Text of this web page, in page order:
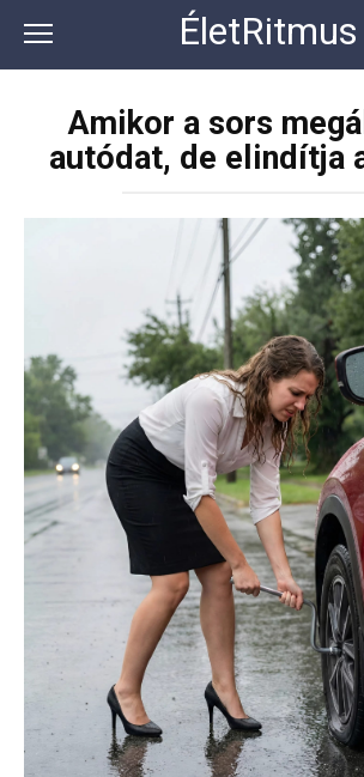
контенту
ÉletRitmus
Amikor a sors
autódat, de elindítja